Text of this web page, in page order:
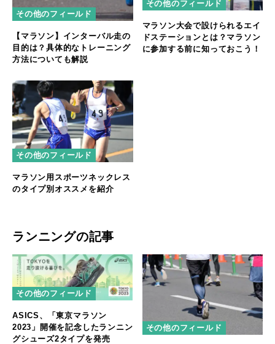
その他のフィールド
【マラソン】インターバル走の
目的は？具体的なトレーニング
方法についても解説
その他のフィールド
マラソン大会で設けられるエイ
ドステーションとは？マラソン
に参加する前に知っておこう！
その他のフィールド
マラソン用スポーツネックレス
のタイプ別オススメを紹介
ランニングの記事
その他のフィールド
ASICS、「東京マラソン
2023」開催を記念したランニン
グシューズ2タイプを発売
その他のフィールド